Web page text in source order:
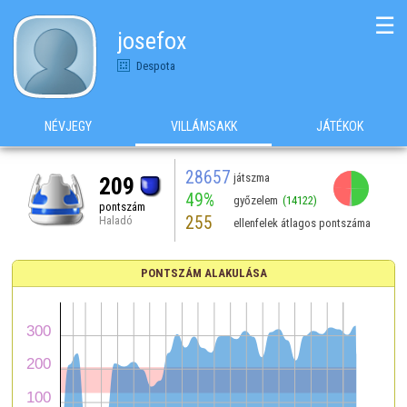
josefox
Despota
☰
NÉVJEGY VILLÁMSAKK JÁTÉKOK
209
pontszám
Haladó
28657 játszma
49% győzelem (14122)
255 ellenfelek átlagos pontszáma
PONTSZÁM ALAKULÁSA